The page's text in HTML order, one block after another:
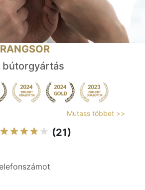
bútorgyártás
Mutass többet >>
(21)